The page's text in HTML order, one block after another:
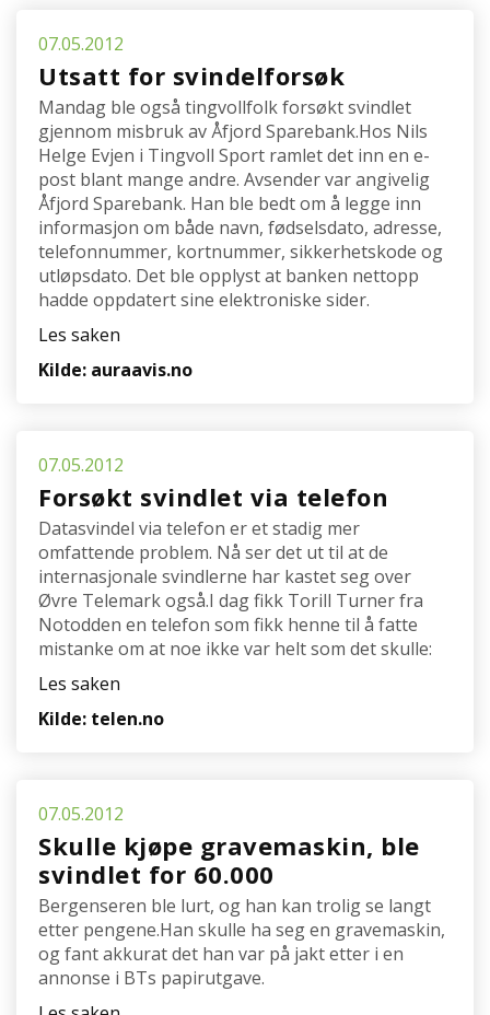
07.05.2012
Utsatt for svindelforsøk
Mandag ble også tingvollfolk forsøkt svindlet
gjennom misbruk av Åfjord Sparebank.Hos Nils
Helge Evjen i Tingvoll Sport ramlet det inn en e-
post blant mange andre. Avsender var angivelig
Åfjord Sparebank. Han ble bedt om å legge inn
informasjon om både navn, fødselsdato, adresse,
telefonnummer, kortnummer, sikkerhetskode og
utløpsdato. Det ble opplyst at banken nettopp
hadde oppdatert sine elektroniske sider.
Les saken
Kilde: auraavis.no
07.05.2012
Forsøkt svindlet via telefon
Datasvindel via telefon er et stadig mer
omfattende problem. Nå ser det ut til at de
internasjonale svindlerne har kastet seg over
Øvre Telemark også.I dag fikk Torill Turner fra
Notodden en telefon som fikk henne til å fatte
mistanke om at noe ikke var helt som det skulle:
Les saken
Kilde: telen.no
07.05.2012
Skulle kjøpe gravemaskin, ble
svindlet for 60.000
Bergenseren ble lurt, og han kan trolig se langt
etter pengene.Han skulle ha seg en gravemaskin,
og fant akkurat det han var på jakt etter i en
annonse i BTs papirutgave.